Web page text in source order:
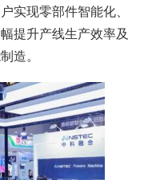
实现零部件智能化、
提升产线生产效率及
造。